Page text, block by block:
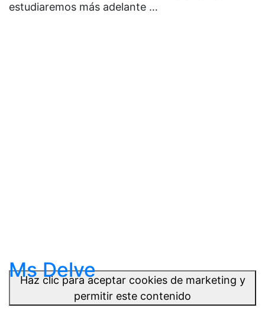
estudiaremos más adelante …
Haz clic para aceptar cookies de marketing y
permitir este contenido
Ms Delve